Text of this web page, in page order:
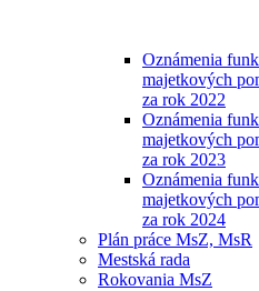
Oznámenia
majetkových
za rok 2022
Oznámenia
majetkových
za rok 2023
Oznámenia
majetkových
za rok 2024
Plán práce MsZ, MsR
Mestská rada
Rokovania MsZ